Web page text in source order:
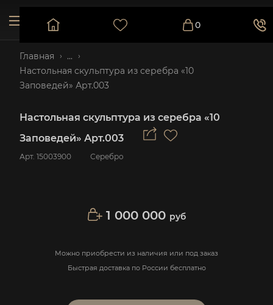
0
Главная
...
Настольная скульптура из серебра «10
Заповедей» Арт.003
Настольная скульптура из серебра «10
Заповедей» Арт.003
Арт. 15003900 Серебро
1 000 000 руб
Можно приобрести из наличия или под заказ
Быстрая доставка по России бесплатно